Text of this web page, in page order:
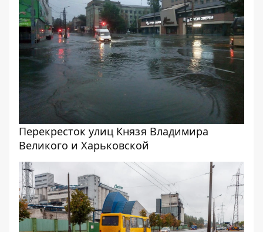
Перекресток улиц Князя Владимира
Великого и Харьковской